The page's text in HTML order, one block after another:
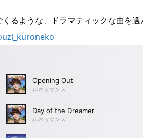
るような、ドラマティックな曲を選